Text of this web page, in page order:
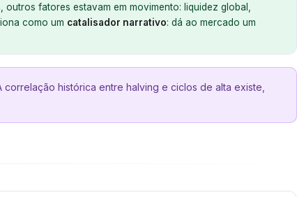
fatores estavam em movimento: liquidez global,
como um catalisador narrativo: dá ao mercado um
histórica entre halving e ciclos de alta existe,